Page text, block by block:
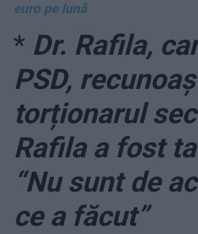
euro pe lună
* Dr. Rafila,
PSD,
torționarul
Rafila a fost
“Nu sunt de
ce a făcut”